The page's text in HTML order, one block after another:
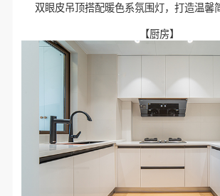
双眼皮吊顶搭配暖色系氛围灯，打造温馨
【厨房】